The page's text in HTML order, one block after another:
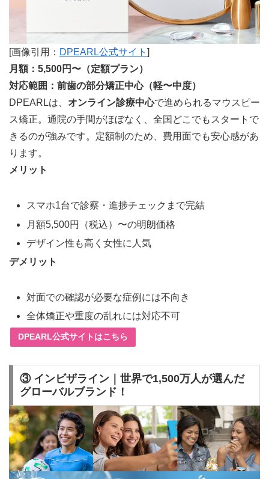
[画像引用： DPEARL公式サイト ]
月額：5,500円〜（定額プラン）
対応範囲：前歯の部分矯正中心（軽〜中度）
DPEARLは、 オンライン診療中心で進められるマウスピー
ス矯正。通院の手間がほぼなく、全国どこでもスタートで
きるのが強みです。定額制のため、費用面でも安心感があ
ります。
メリット
スマホ1台で診察・進捗チェックまで完結
月額5,500円（税込）〜の明朗価格
デザイン性も高く女性に人気
デメリット
対面での確認が必要な症例には不向き
全体矯正や重度の乱れには対応不可
DPEARL公式サイトはこちら
③ インビザライン｜世界で1,500万人が選んだ
グローバルブランド！